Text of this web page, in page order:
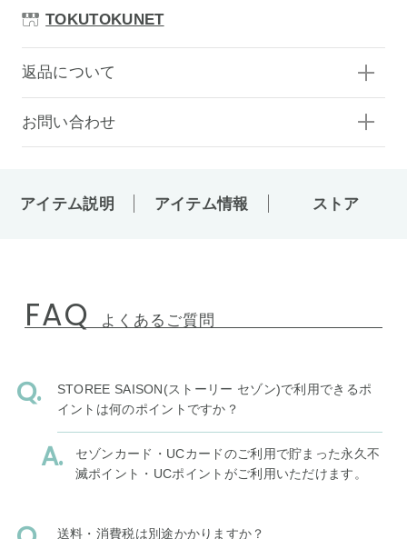
TOKUTOKUNET
返品について
お問い合わせ
アイテム説明 アイテム情報 ストア
FAQ よくあるご質問
STOREE SAISON(ストーリー セゾン)で利用できるポ
イントは何のポイントですか？
セゾンカード・UCカードのご利用で貯まった永久不
滅ポイント・UCポイントがご利用いただけます。
送料・消費税は別途かかりますか？